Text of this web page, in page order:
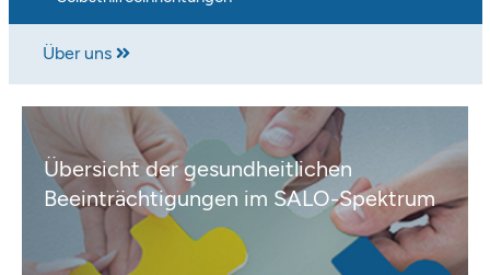
Über uns
Übersicht der gesundheitlichen
Beeinträchtigungen im SALO-Spektrum